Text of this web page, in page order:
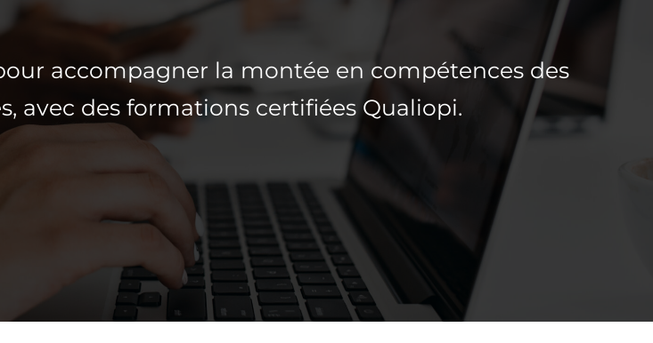
accompagner la montée en compétences des
avec des formations certifiées Qualiopi.